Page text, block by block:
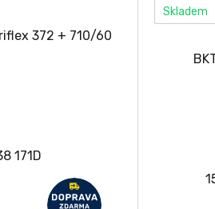
Skladem